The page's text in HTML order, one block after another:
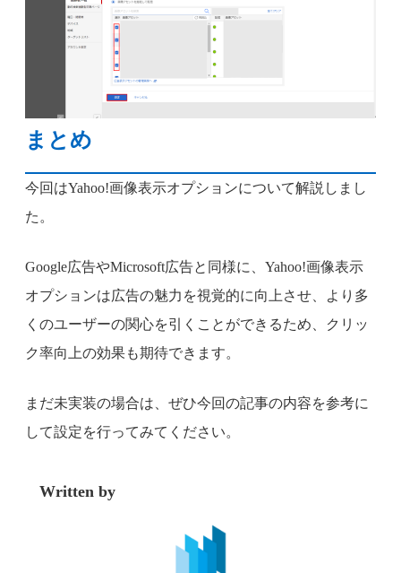
まとめ
今回はYahoo!画像表示オプションについて解説しまし
た。
Google広告やMicrosoft広告と同様に、Yahoo!画像表示
オプションは広告の魅力を視覚的に向上させ、より多
くのユーザーの関心を引くことができるため、クリッ
ク率向上の効果も期待できます。
まだ未実装の場合は、ぜひ今回の記事の内容を参考に
して設定を行ってみてください。
Written by